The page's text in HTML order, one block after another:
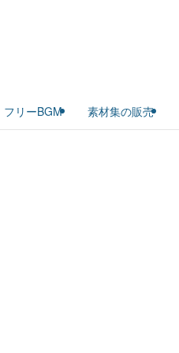
フリーBGM 素材集の販売